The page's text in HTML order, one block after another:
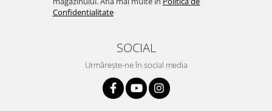
Confidentialitate
SOCIAL
Urmărește-ne în social media